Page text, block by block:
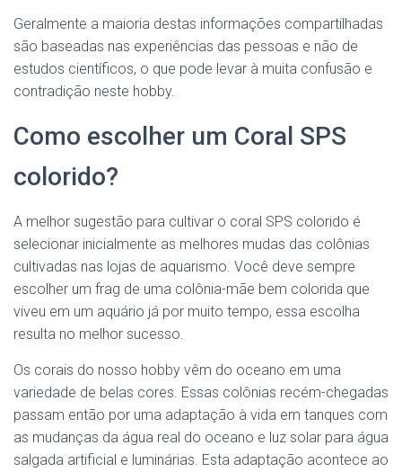
Geralmente a maioria destas informações compartilhadas
são baseadas nas experiências das pessoas e não de
estudos científicos, o que pode levar à muita confusão e
contradição neste hobby.
Como escolher um Coral SPS
colorido?
A melhor sugestão para cultivar o coral SPS colorido é
selecionar inicialmente as melhores mudas das colônias
cultivadas nas lojas de aquarismo. Você deve sempre
escolher um frag de uma colônia-mãe bem colorida que
viveu em um aquário já por muito tempo, essa escolha
resulta no melhor sucesso.
Os corais do nosso hobby vêm do oceano em uma
variedade de belas cores. Essas colônias recém-chegadas
passam então por uma adaptação à vida em tanques com
as mudanças da água real do oceano e luz solar para água
salgada artificial e luminárias. Esta adaptação acontece ao